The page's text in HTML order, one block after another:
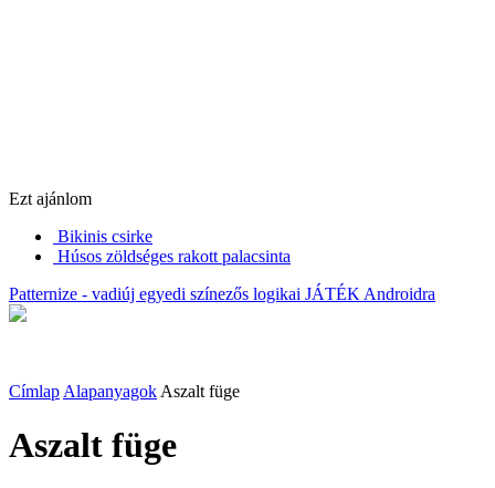
Ezt ajánlom
Bikinis csirke
Húsos zöldséges rakott palacsinta
Patternize - vadiúj egyedi színezős logikai JÁTÉK Androidra
Címlap Alapanyagok Aszalt füge
Aszalt füge